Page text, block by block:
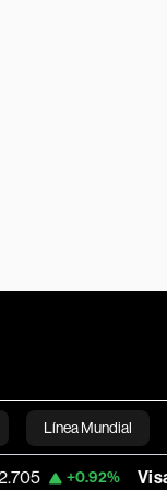
Línea Mundial
Bloomberg
Visa 367.66